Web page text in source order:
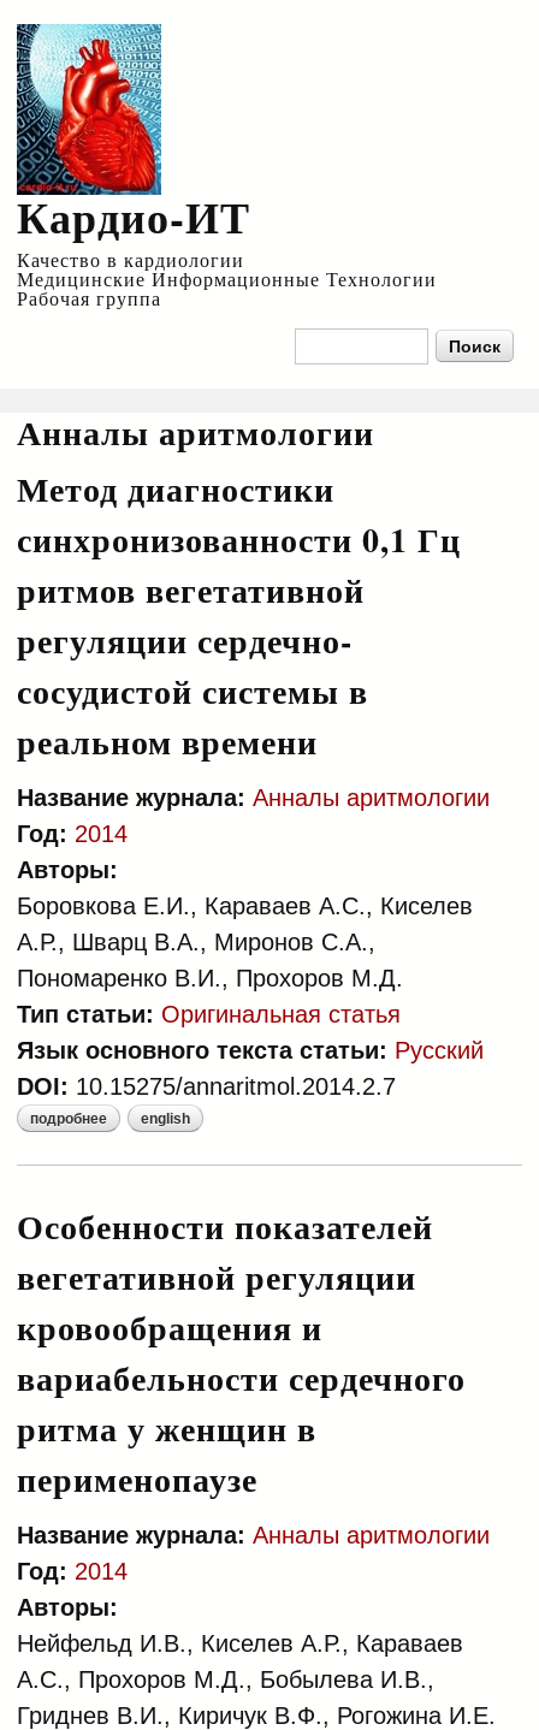
Перейти к
основному
содержанию
Кардио-ИТ
Качество в кардиологии
Медицинские Информационные Технологии
Рабочая группа
Форма поиска
Анналы аритмологии
Метод диагностики
синхронизованности 0,1 Гц
ритмов вегетативной
регуляции сердечно-
сосудистой системы в
реальном времени
Название журнала: Анналы аритмологии
Год: 2014
Авторы:
Боровкова Е.И., Караваев А.С., Киселев
А.Р., Шварц В.А., Миронов С.А.,
Пономаренко В.И., Прохоров М.Д.
Тип статьи: Оригинальная статья
Язык основного текста статьи: Русский
DOI: 10.15275/annaritmol.2014.2.7
подробнеео метод диагностики
сердечно-сосудистой системы в
реальном времени
english
Особенности показателей
вегетативной регуляции
кровообращения и
вариабельности сердечного
ритма у женщин в
перименопаузе
Название журнала: Анналы аритмологии
Год: 2014
Авторы:
Нейфельд И.В., Киселев А.Р., Караваев
А.С., Прохоров М.Д., Бобылева И.В.,
Гриднев В.И., Киричук В.Ф., Рогожина И.Е.